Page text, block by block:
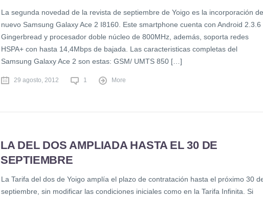
La segunda novedad de la revista de septiembre de Yoigo es la incorporación
nuevo Samsung Galaxy Ace 2 I8160. Este smartphone cuenta con Android 2.3.6
Gingerbread y procesador doble núcleo de 800MHz, además, soporta redes
HSPA+ con hasta 14,4Mbps de bajada. Las caracteristicas completas del
Samsung Galaxy Ace 2 son estas: GSM/ UMTS 850 […]
29 agosto, 2012 1 More
LA DEL DOS AMPLIADA HASTA EL 30 DE
SEPTIEMBRE
La Tarifa del dos de Yoigo amplía el plazo de contratación hasta el próximo 30
septiembre, sin modificar las condiciones iniciales como en la Tarifa Infinita. Si